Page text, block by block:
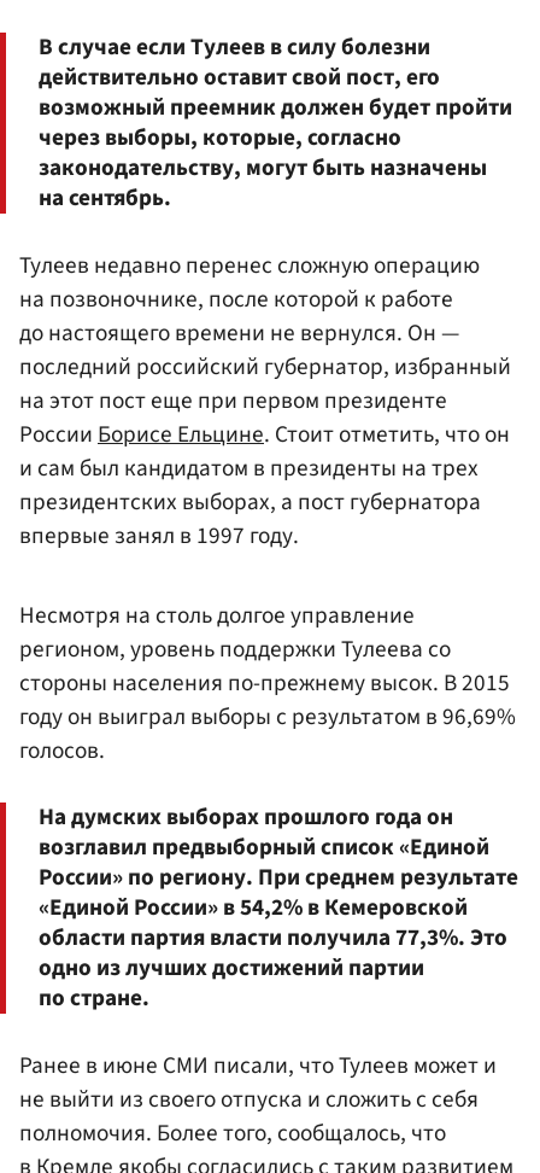
В случае если Тулеев в силу болезни
действительно оставит свой пост, его
возможный преемник должен будет пройти
через выборы, которые, согласно
законодательству, могут быть назначены
на сентябрь.
Тулеев недавно перенес сложную операцию
на позвоночнике, после которой к работе
до настоящего времени не вернулся. Он —
последний российский губернатор, избранный
на этот пост еще при первом президенте
РоссииБорисе Ельцине. Стоит отметить, что он
и сам был кандидатом в президенты на трех
президентских выборах, а пост губернатора
впервые занял в 1997 году.
Несмотря на столь долгое управление
регионом, уровень поддержки Тулеева со
стороны населения по-прежнему высок. В 2015
году он выиграл выборы с результатом в 96,69%
голосов.
На думских выборах прошлого года он
возглавил предвыборный список «Единой
России» по региону. При среднем результате
«Единой России» в 54,2% в Кемеровской
области партия власти получила 77,3%. Это
одно из лучших достижений партии
по стране.
Ранее в июне СМИ писали, что Тулеев может и
не выйти из своего отпуска и сложить с себя
полномочия. Более того, сообщалось, что